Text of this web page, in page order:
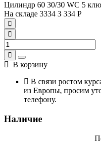
Цилиндр 60 30/30 WC 5
На складе 3334 3 334 Р
В корзину
В связи ростом
из Европы, просим
телефону.
Наличие